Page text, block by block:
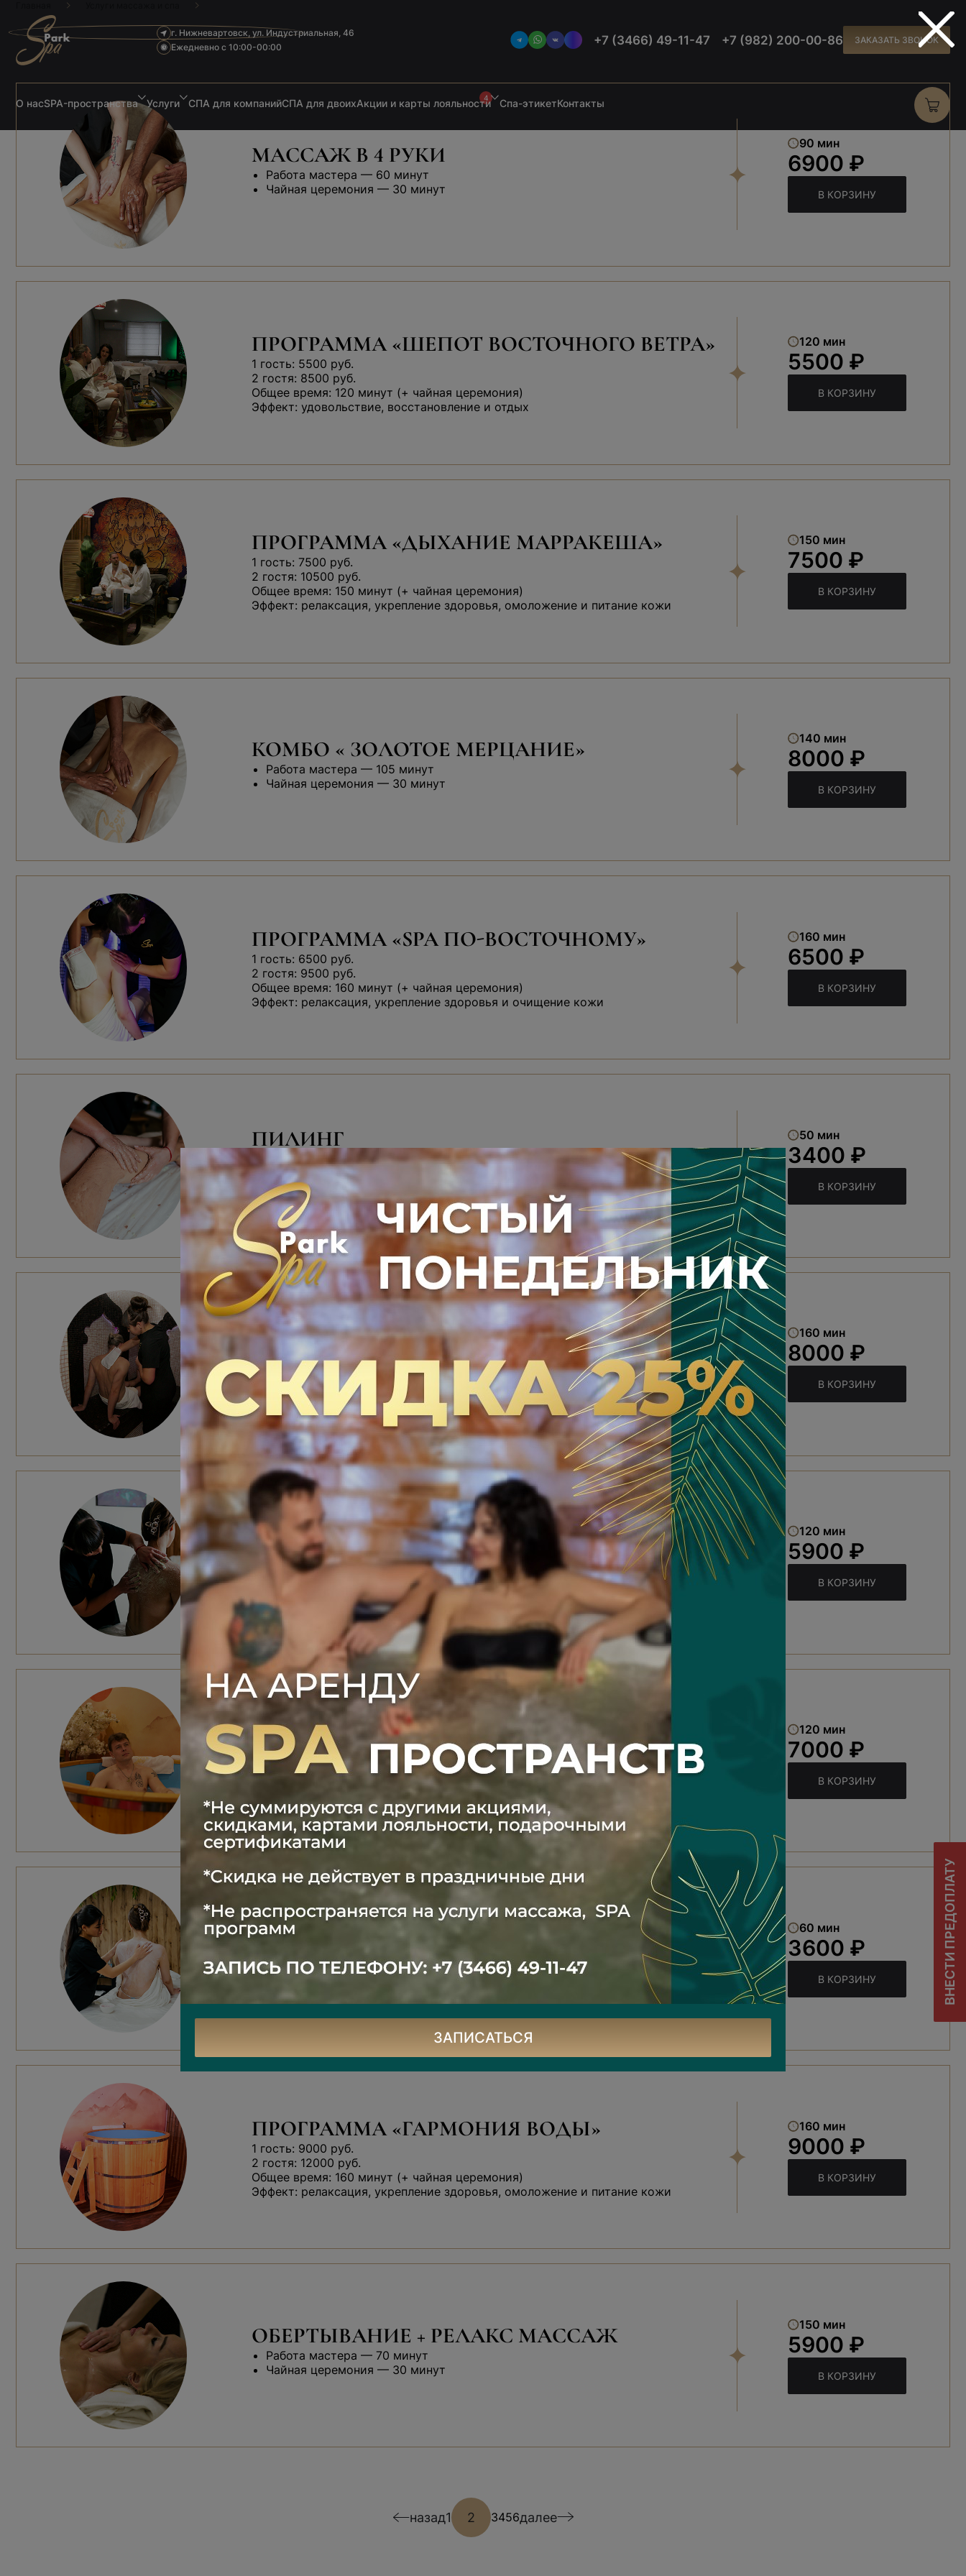
г. Нижневартовск, ул. Индустриальная, 46
Ежедневно с 10:00-00:00
+7 (3466) 49-11-47 +7 (982) 200-00-86 ЗАКАЗАТЬ ЗВОНОК
О насSPA-пространства Услуги СПА для компанийСПА для двоихАкции и карты лояльности
4 Спа-этикетКонтакты
МАССАЖ В 4 РУКИ
Работа мастера — 60 минут
Чайная церемония — 30 минут
90 мин
6900 ₽
В КОРЗИНУ
ПРОГРАММА «ШЕПОТ ВОСТОЧНОГО ВЕТРА»
1 гость: 5500 руб.
2 гостя: 8500 руб.
Общее время: 120 минут (+ чайная церемония)
Эффект: удовольствие, восстановление и отдых
120 мин
5500 ₽
В КОРЗИНУ
ПРОГРАММА «ДЫХАНИЕ МАРРАКЕША»
1 гость: 7500 руб.
2 гостя: 10500 руб.
Общее время: 150 минут (+ чайная церемония)
Эффект: релаксация, укрепление здоровья, омоложение и питание кожи
150 мин
7500 ₽
В КОРЗИНУ
КОМБО « ЗОЛОТОЕ МЕРЦАНИЕ»
Работа мастера — 105 минут
Чайная церемония — 30 минут
140 мин
8000 ₽
В КОРЗИНУ
ПРОГРАММА «SPA ПО-ВОСТОЧНОМУ»
1 гость: 6500 руб.
2 гостя: 9500 руб.
Общее время: 160 минут (+ чайная церемония)
Эффект: релаксация, укрепление здоровья и очищение кожи
160 мин
6500 ₽
В КОРЗИНУ
ПИЛИНГ
Ароматный скраб для тела на выбор
Работа мастера — 10 минут
Чайная церемония — 30 минут
50 мин
3400 ₽
В КОРЗИНУ
ПРОГРАММА «ТЫСЯЧА И ОДНА НОЧЬ»
1 гость: 8000 руб.
2 гостя: 11000 руб.
Общее время: 160 минут (+ чайная церемония)
Эффект: полное расслабление, чувство душевного наслаждения и гармония
всего тела
160 мин
8000 ₽
В КОРЗИНУ
ПИЛИНГ + МАССАЖ
Работа мастера — 70 минут
Чайная церемония — 30 минут
120 мин
5900 ₽
В КОРЗИНУ
ПРОГРАММА «ОБЬЯТИЯ АФРОДИТЫ»
1 гость: 7000 руб.
2 гостя: 10000 руб.
Общее время: 120 минут (+ чайная церемония)
Эффект: расслабление, чувство душевного наслаждения и тонус всего тела
120 мин
7000 ₽
В КОРЗИНУ
ОБЕРТЫВАНИЕ
Ароматная маска для тела на выбор
Работа мастера — 10 минут
Чайная церемония — 30 минут
60 мин
3600 ₽
В КОРЗИНУ
ПРОГРАММА «ГАРМОНИЯ ВОДЫ»
1 гость: 9000 руб.
2 гостя: 12000 руб.
Общее время: 160 минут (+ чайная церемония)
Эффект: релаксация, укрепление здоровья, омоложение и питание кожи
160 мин
9000 ₽
В КОРЗИНУ
ОБЕРТЫВАНИЕ + РЕЛАКС МАССАЖ
Работа мастера — 70 минут
Чайная церемония — 30 минут
150 мин
5900 ₽
В КОРЗИНУ
назад1 2 3456далее
ЗАПИСАТЬСЯ
ВНЕСТИ ПРЕДОПЛАТУ